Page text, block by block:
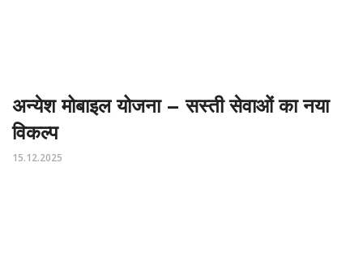
अन्येश मोबाइल योजना – सस्ती सेवाओं का नया
विकल्प
15.12.2025